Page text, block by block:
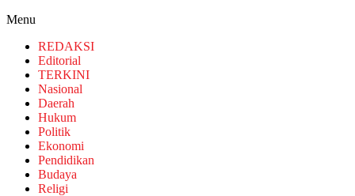
Menu
REDAKSI
Editorial
TERKINI
Nasional
Daerah
Hukum
Politik
Ekonomi
Pendidikan
Budaya
Religi